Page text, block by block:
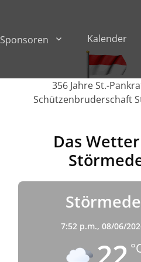
Sponsoren Kalender
356 Jahre St.-
Schützenbruderschaft
Das
Störmede
7:52 p.m., 08/06/